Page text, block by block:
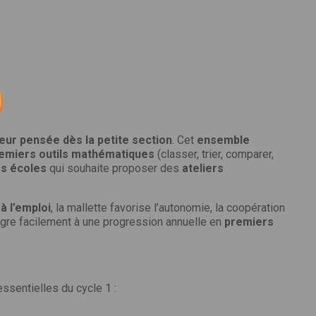
pensée dès la petite section . Cet ensemble
outils mathématiques (classer, trier, comparer,
écoles qui souhaite proposer des ateliers
l’emploi, la mallette favorise l’autonomie, la coopération
facilement à une progression annuelle en premiers
du cycle 1 :
!